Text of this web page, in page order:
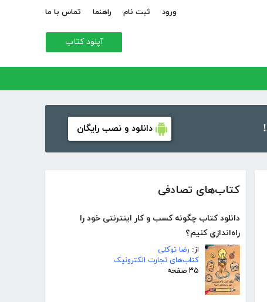
ورود ثبت نام راهنما تماس با ما
آپلود کتاب
دانلود و نصب رایگان
کتاب‌های تصادفی
دانلود کتاب چگونه کسب و کار اینترنتی خود را
راه‌اندازی کنیم؟
از: رضا توکلی
کتاب‌های تجارت الکترونیک
۳۵ صفحه